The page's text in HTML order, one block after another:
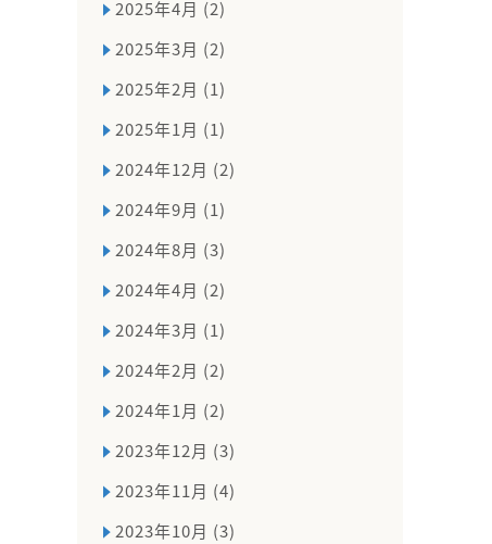
2025年4月 (2)
2025年3月 (2)
2025年2月 (1)
2025年1月 (1)
2024年12月 (2)
2024年9月 (1)
2024年8月 (3)
2024年4月 (2)
2024年3月 (1)
2024年2月 (2)
2024年1月 (2)
2023年12月 (3)
2023年11月 (4)
2023年10月 (3)